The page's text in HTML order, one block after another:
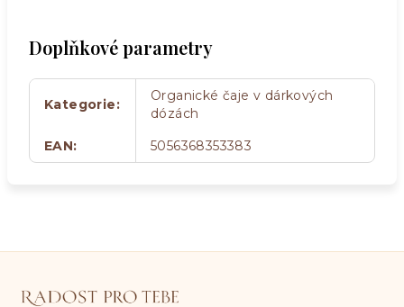
Doplňkové parametry
Kategorie:
Organické čaje v dárkových
dózách
EAN: 5056368353383